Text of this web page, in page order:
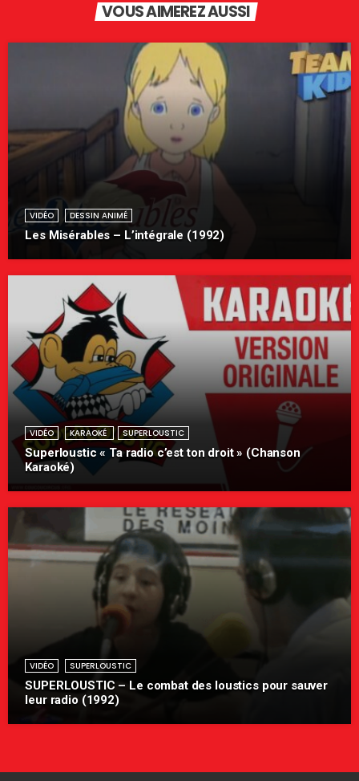
VOUS AIMEREZ AUSSI
VIDÉO DESSIN ANIMÉ
Les Misérables – L’intégrale (1992)
VIDÉO KARAOKÉ SUPERLOUSTIC
Superloustic « Ta radio c’est ton droit » (Chanson
Karaoké)
VIDÉO SUPERLOUSTIC
SUPERLOUSTIC – Le combat des loustics pour sauver
leur radio (1992)